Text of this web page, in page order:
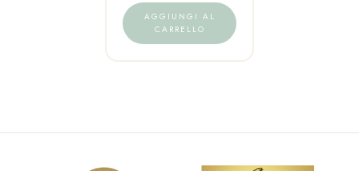
AGGIUNGI AL
CARRELLO